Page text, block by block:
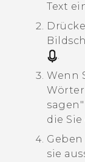
Text
.
Wenn
Wörter
die
sie